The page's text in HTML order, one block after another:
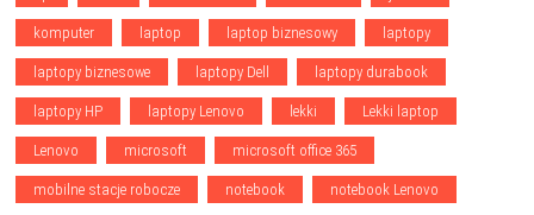
komputer laptop laptop biznesowy laptopy
laptopy biznesowe laptopy Dell laptopy durabook
laptopy HP laptopy Lenovo lekki Lekki laptop
Lenovo microsoft microsoft office 365
mobilne stacje robocze notebook notebook Lenovo